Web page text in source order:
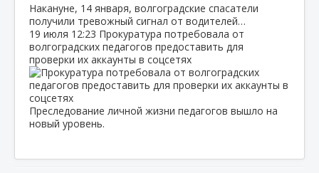
Накануне, 14 января, волгоградские спасатели
получили тревожный сигнал от водителей…
19 июля 12:23 Прокуратура потребовала от
волгоградских педагогов предоставить для
проверки их аккаунты в соцсетях
Преследование личной жизни педагогов вышло на
новый уровень.